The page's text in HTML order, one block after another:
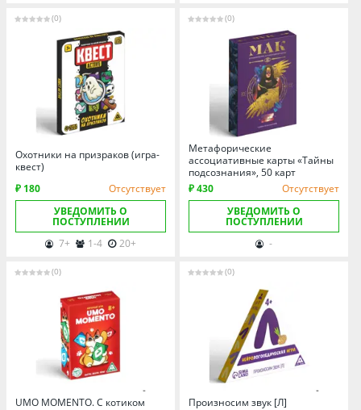
(0)
Охотники на призраков (игра-
квест)
₽ 180
Отсутствует
УВЕДОМИТЬ О
ПОСТУПЛЕНИИ
7+
1-4 20+
(0)
Метафорические
ассоциативные карты «Тайны
подсознания», 50 карт
₽ 430
Отсутствует
УВЕДОМИТЬ О
ПОСТУПЛЕНИИ
-
(0)
UMO MOMENTO. С котиком
(0)
Произносим звук [Л]